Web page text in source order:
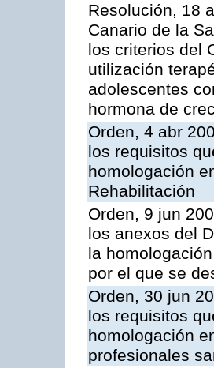
Resolución, 18
Canario de la
los criterios del
utilización
adolescentes
hormona de
Orden, 4 abr
los requisitos
homologación
Rehabilitación
Orden, 9 jun
los anexos del
la
por el que se
Orden, 30 jun
los requisitos
homologación
profesionales